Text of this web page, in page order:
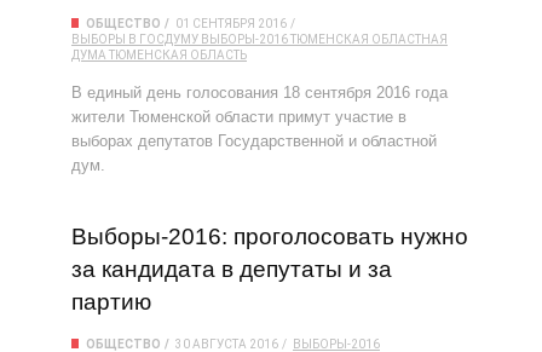
ОБЩЕСТВО
01 СЕНТЯБРЯ 2016
ВЫБОРЫ В ГОСДУМУ ВЫБОРЫ-2016ТЮМЕНСКАЯ ОБЛАСТНАЯ
ДУМА ТЮМЕНСКАЯ ОБЛАСТЬ
В единый день голосования 18 сентября 2016 года
жители Тюменской области примут участие в
выборах депутатов Государственной и областной
дум.
Выборы-2016: проголосовать нужно
за кандидата в депутаты и за
партию
ОБЩЕСТВО 30 АВГУСТА 2016 ВЫБОРЫ-2016